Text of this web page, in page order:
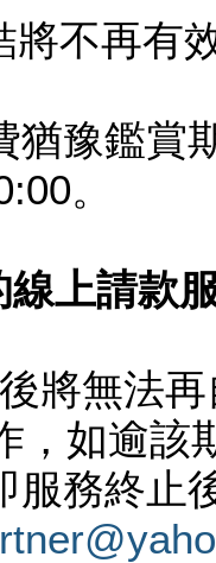
將不再有
猶豫鑑賞
。
線上請款
將無法
，如逾該
服務終止